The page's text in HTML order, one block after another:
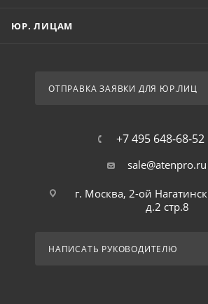
ЮР. ЛИЦАМ
ОТПРАВКА ЗАЯВКИ ДЛЯ ЮР.ЛИЦ
+7 495 648-68-52
sale@atenpro.ru
г. Москва, 2-ой
д.2 стр.8
НАПИСАТЬ РУКОВОДИТЕЛЮ